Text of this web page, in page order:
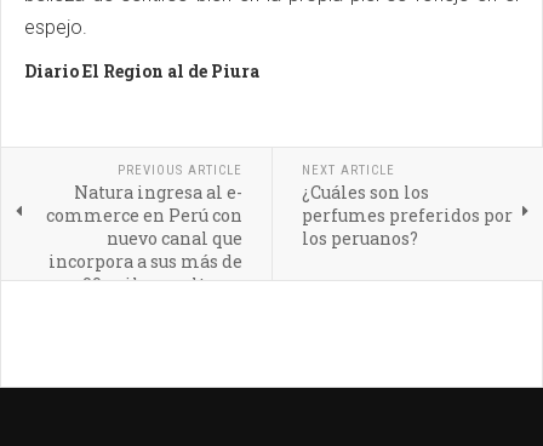
espejo.
Diario El Region al de Piura
PREVIOUS ARTICLE
Natura ingresa al e-
commerce en Perú con
nuevo canal que
incorpora a sus más de
90 mil consultoras
NEXT ARTICLE
¿Cuáles son los
perfumes preferidos por
los peruanos?